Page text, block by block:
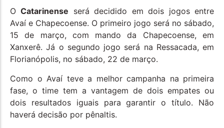
OCatarinense será decidido em dois jogos entre
Avaí e Chapecoense. O primeiro jogo será no sábado,
15 de março, com mando da Chapecoense, em
Xanxerê. Já o segundo jogo será na Ressacada, em
Florianópolis, no sábado, 22 de março.
Como o Avaí teve a melhor campanha na primeira
fase, o time tem a vantagem de dois empates ou
dois resultados iguais para garantir o título. Não
haverá decisão por pênaltis.